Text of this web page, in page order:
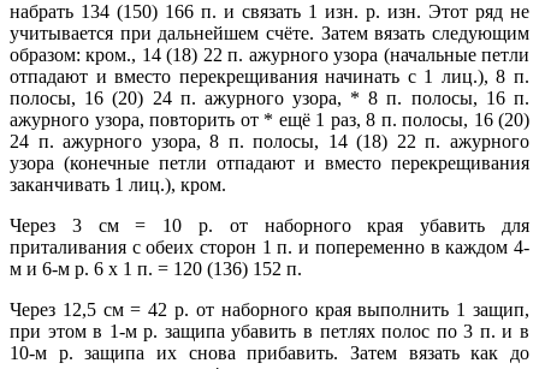
набрать 134 (150) 166 п. и связать 1 изн. р. изн. Этот ряд не
учитывается при дальнейшем счёте. Затем вязать следующим
образом: кром., 14 (18) 22 п. ажурного узора (начальные петли
отпадают и вместо перекрещивания начинать с 1 лиц.), 8 п.
полосы, 16 (20) 24 п. ажурного узора, * 8 п. полосы, 16 п.
ажурного узора, повторить от * ещё 1 раз, 8 п. полосы, 16 (20)
24 п. ажурного узора, 8 п. полосы, 14 (18) 22 п. ажурного
узора (конечные петли отпадают и вместо перекрещивания
заканчивать 1 лиц.), кром.
Через 3 см = 10 р. от наборного края убавить для
приталивания с обеих сторон 1 п. и попеременно в каждом 4-
м и 6-м р. 6 х 1 п. = 120 (136) 152 п.
Через 12,5 см = 42 р. от наборного края выполнить 1 защип,
при этом в 1-м р. защипа убавить в петлях полос по 3 п. и в
10-м р. защипа их снова прибавить. Затем вязать как до